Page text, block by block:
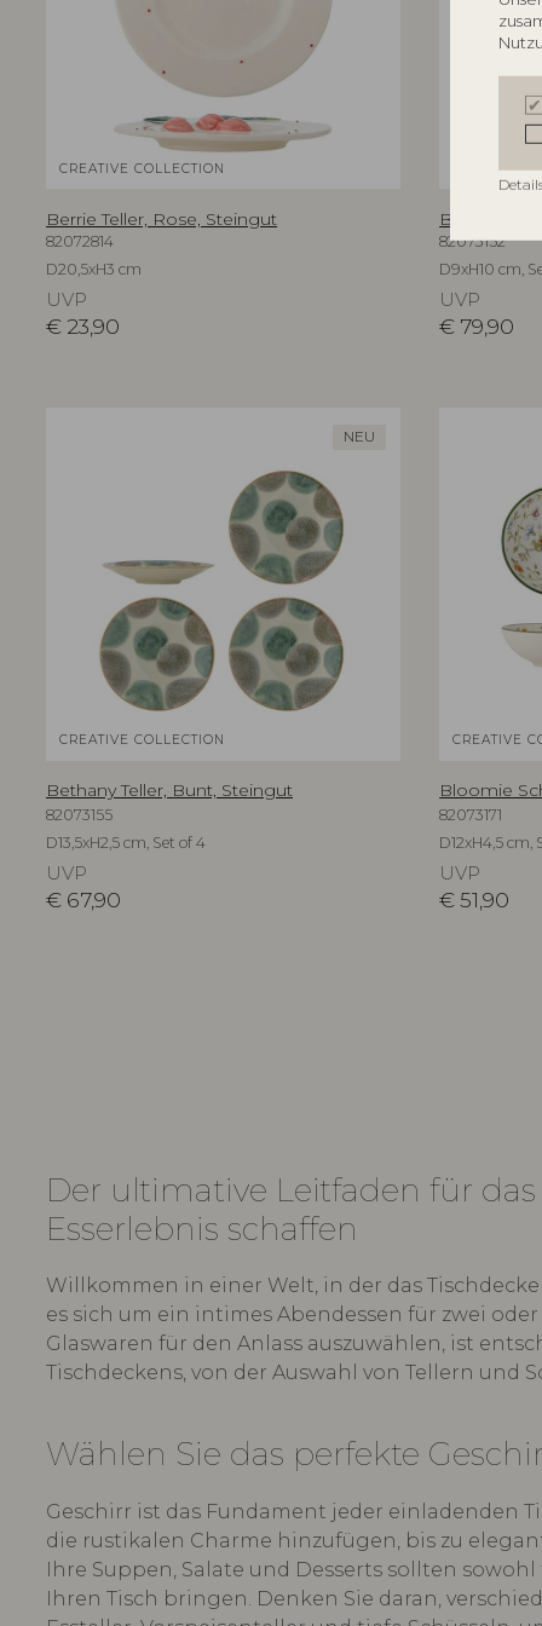
CREATIVE COLLECTION
Berrie Teller, Rose, Steingut
82072814
D20,5xH3 cm
UVP
€ 23,90
CREATIVE
Bethany
82073152
D9xH10 cm,
UVP
€ 79,90
NEU
CREATIVE COLLECTION
Bethany Teller, Bunt, Steingut
82073155
D13,5xH2,5 cm, Set of 4
UVP
€ 67,90
CREATIVE
Bloomie
82073171
D12xH4,5 cm,
UVP
€51,90
Der ultimative Leitfaden für
Esserlebnis schaffen
Willkommen in einer Welt, in der das
es sich um ein intimes Abendessen für zwei
Glaswaren für den Anlass auszuwählen, ist
Tischdeckens, von der Auswahl von Tellern und
Wählen Sie das perfekte
Geschirr ist das Fundament jeder einladenden
die rustikalen Charme hinzufügen, bis zu
Ihre Suppen, Salate und Desserts sollten
Ihren Tisch bringen. Denken Sie daran,